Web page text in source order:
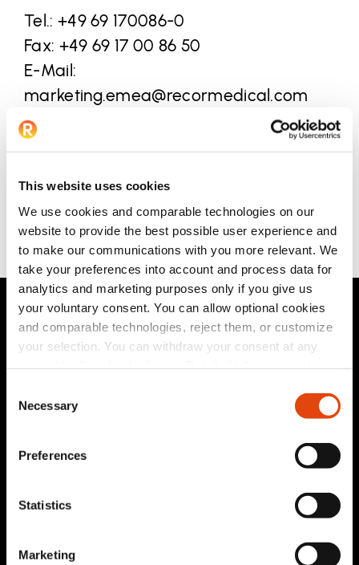
This website uses cookies
We use cookies and comparable technologies on our
website to provide the best possible user experience and
to make our communications with you more relevant. We
take your preferences into account and process data for
analytics and marketing purposes only if you give us
your voluntary consent. You can allow optional cookies
and comparable technologies, reject them, or customize
your selection. You can withdraw your consent at any
as well as information on how to withdraw your consent,
Selection
Necessary
Preferences
Statistics
Marketing
Tel.: +49 69 170086-0
Fax: +49 69 17 00 86 50
E-Mail:
marketing.emea@recormedical.com
Konzeption I Webdesign I Technische
|Nutzungsbedingungen
Corporate Governance
© 2026 Recor Medical Europe GmbH. Alle Rechte
Folgen Sie uns auf: